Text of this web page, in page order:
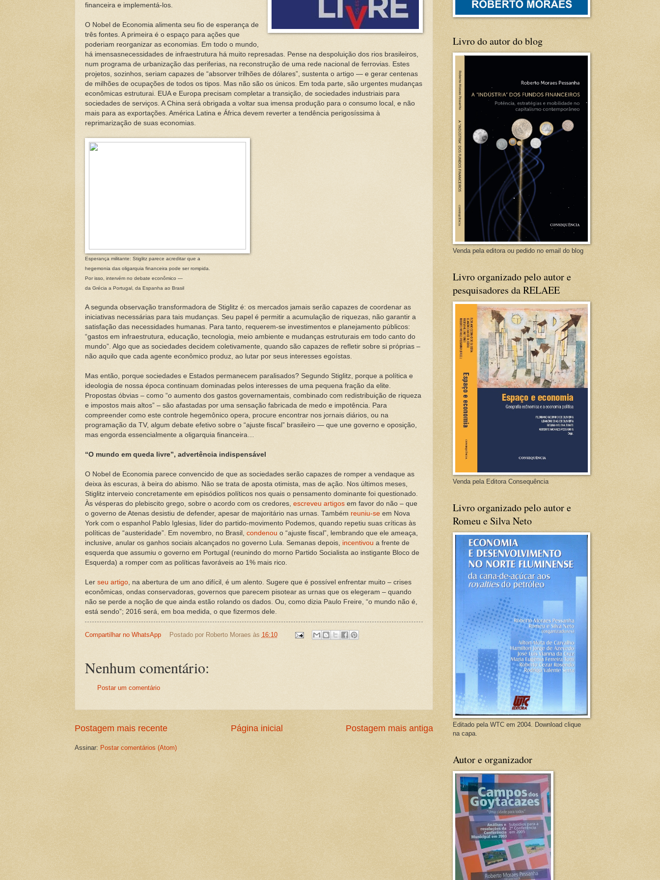
financeira e implementá-los.
O Nobel de Economia alimenta seu fio de esperança de
três fontes. A primeira é o espaço para ações que
poderiam reorganizar as economias. Em todo o mundo,
há imensasnecessidades de infraestrutura há muito represadas. Pense na despoluição dos rios brasileiros,
num programa de urbanização das periferias, na reconstrução de uma rede nacional de ferrovias. Estes
projetos, sozinhos, seriam capazes de “absorver trilhões de dólares”, sustenta o artigo — e gerar centenas
de milhões de ocupações de todos os tipos. Mas não são os únicos. Em toda parte, são urgentes mudanças
econômicas estruturai. EUA e Europa precisam completar a transição, de sociedades industriais para
sociedades de serviços. A China será obrigada a voltar sua imensa produção para o consumo local, e não
mais para as exportações. América Latina e África devem reverter a tendência perigosíssima à
reprimarização de suas economias.
Esperança militante: Stiglitz parece acreditar que a
hegemonia das oligarquia financeira pode ser rompida.
Por isso, intervém no debate econômico —
da Grécia a Portugal, da Espanha ao Brasil
A segunda observação transformadora de Stiglitz é: os mercados jamais serão capazes de coordenar as
iniciativas necessárias para tais mudanças. Seu papel é permitir a acumulação de riquezas, não garantir a
satisfação das necessidades humanas. Para tanto, requerem-se investimentos e planejamento públicos:
“gastos em infraestrutura, educação, tecnologia, meio ambiente e mudanças estruturais em todo canto do
mundo”. Algo que as sociedades decidem coletivamente, quando são capazes de refletir sobre si próprias –
não aquilo que cada agente econômico produz, ao lutar por seus interesses egoístas.
Mas então, porque sociedades e Estados permanecem paralisados? Segundo Stiglitz, porque a política e
ideologia de nossa época continuam dominadas pelos interesses de uma pequena fração da elite.
Propostas óbvias – como “o aumento dos gastos governamentais, combinado com redistribuição de riqueza
e impostos mais altos” – são afastadas por uma sensação fabricada de medo e impotência. Para
compreender como este controle hegemônico opera, procure encontrar nos jornais diários, ou na
programação da TV, algum debate efetivo sobre o “ajuste fiscal” brasileiro — que une governo e oposição,
mas engorda essencialmente a oligarquia financeira…
“O mundo em queda livre”, advertência indispensável
O Nobel de Economia parece convencido de que as sociedades serão capazes de romper a vendaque as
deixa às escuras, à beira do abismo. Não se trata de aposta otimista, mas de ação. Nos últimos meses,
Stiglitz interveio concretamente em episódios políticos nos quais o pensamento dominante foi questionado.
Às vésperas do plebiscito grego, sobre o acordo com os credores, escreveu artigos em favor do não – que
o governo de Atenas desistiu de defender, apesar de majoritário nas urnas. Também reuniu-se em Nova
York com o espanhol Pablo Iglesias, líder do partido-movimento Podemos, quando repetiu suas críticas às
políticas de “austeridade”. Em novembro, no Brasil, condenou o “ajuste fiscal”, lembrando que ele ameaça,
inclusive, anular os ganhos sociais alcançados no governo Lula. Semanas depois, incentivou a frente de
esquerda que assumiu o governo em Portugal (reunindo do morno Partido Socialista ao instigante Bloco de
Esquerda) a romper com as políticas favoráveis ao 1% mais rico.
Ler seu artigo , na abertura de um ano difícil, é um alento. Sugere que é possível enfrentar muito – crises
econômicas, ondas conservadoras, governos que parecem pisotear as urnas que os elegeram – quando
não se perde a noção de que ainda estão rolando os dados. Ou, como dizia Paulo Freire, “o mundo não é,
está sendo”; 2016 será, em boa medida, o que fizermos dele.
Compartilhar no WhatsApp Postado por Roberto Moraes às 16:10
Nenhum comentário:
Postar um comentário
Postagem mais recente Postagem mais antiga
Página inicial
Assinar: Postar comentários (Atom)
Livro do autor do blog
Venda pela editora ou pedido no email do blog
Livro organizado pelo autor e
pesquisadores da RELAEE
Venda pela Editora Consequência
Livro organizado pelo autor e
Romeu e Silva Neto
Editado pela WTC em 2004. Download clique
na capa.
Autor e organizador